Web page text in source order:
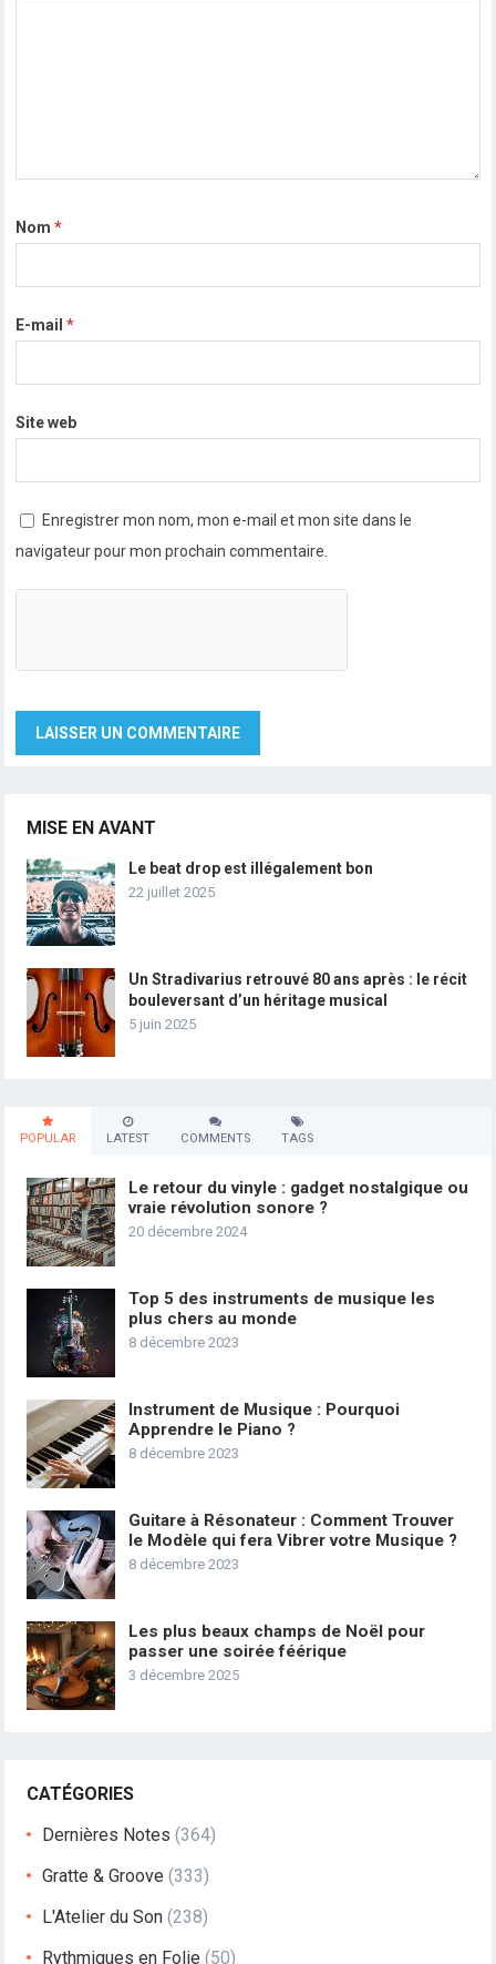
Nom*
E-mail*
Site web
Enregistrer mon nom, mon e-mail et mon site dans le
navigateur pour mon prochain commentaire.
MISE EN AVANT
Le beat drop est illégalement bon
22 juillet 2025
Un Stradivarius retrouvé 80 ans après : le récit
bouleversant d’un héritage musical
5 juin 2025
POPULAR LATEST COMMENTS TAGS
Le retour du vinyle : gadget nostalgique ou
vraie révolution sonore ?
20 décembre 2024
Top 5 des instruments de musique les
plus chers au monde
8 décembre 2023
Instrument de Musique : Pourquoi
Apprendre le Piano ?
8 décembre 2023
Guitare à Résonateur : Comment Trouver
le Modèle qui fera Vibrer votre Musique ?
8 décembre 2023
Les plus beaux champs de Noël pour
passer une soirée féérique
3 décembre 2025
CATÉGORIES
Dernières Notes (364)
Gratte & Groove (333)
L'Atelier du Son (238)
Rythmiques en Folie (50)